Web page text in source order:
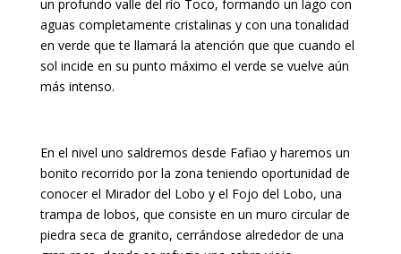
un profundo valle del río Toco, formando un lago con
aguas completamente cristalinas y con una tonalidad
en verde que te llamará la atención que que cuando el
sol incide en su punto máximo el verde se vuelve aún
más intenso.
En el nivel uno saldremos desde Fafiao y haremos un
bonito recorrido por la zona teniendo oportunidad de
conocer el Mirador del Lobo y el Fojo del Lobo, una
trampa de lobos, que consiste en un muro circular de
piedra seca de granito, cerrándose alrededor de una